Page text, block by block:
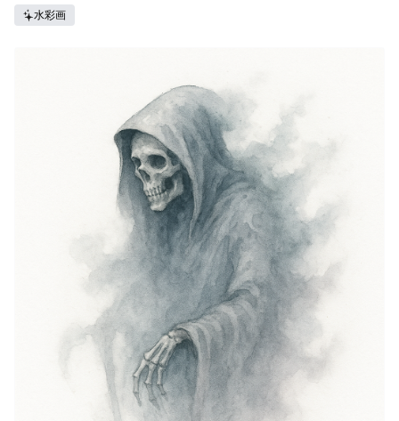
水彩画